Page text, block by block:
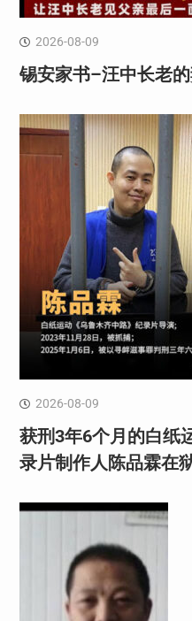
2026-08-09
锡安家书–汪中长老
2026-08-09
获刑3年6个月的白纸
录片制作人陈品霖在